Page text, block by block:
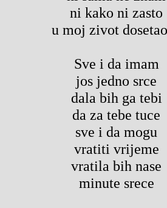
ni kako ni zasto
u moj zivot
Sve i da imam
jos jedno srce
dala bih ga tebi
da za tebe tuce
sve i da mogu
vratiti vrijeme
vratila bih nase
minute srece